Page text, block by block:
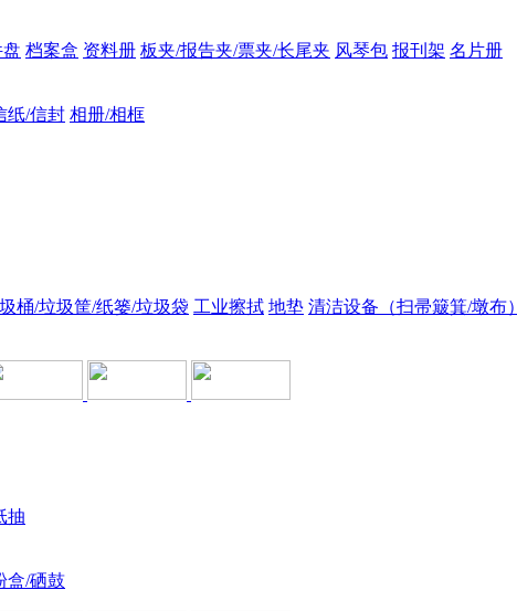
档案盒 资料册 板夹/报告夹/票夹/长尾夹 风琴包 报刊架 名片册
纸/信封 相册/相框
桶/垃圾筐/纸篓/垃圾袋 工业擦拭 地垫 清洁设备（扫帚簸箕/墩布）
抽
盒/硒鼓